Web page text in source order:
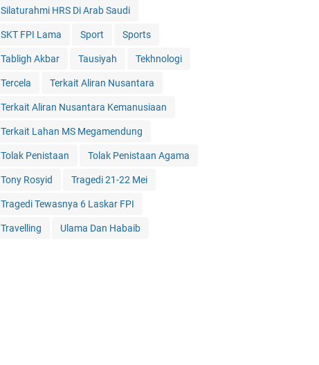
Silaturahmi HRS Di Arab Saudi
SKT FPI Lama Sport Sports
Tabligh Akbar Tausiyah Tekhnologi
Tercela Terkait Aliran Nusantara
Terkait Aliran Nusantara Kemanusiaan
Terkait Lahan MS Megamendung
Tolak Penistaan Tolak Penistaan Agama
Tony Rosyid Tragedi 21-22 Mei
Tragedi Tewasnya 6 Laskar FPI
Travelling Ulama Dan Habaib